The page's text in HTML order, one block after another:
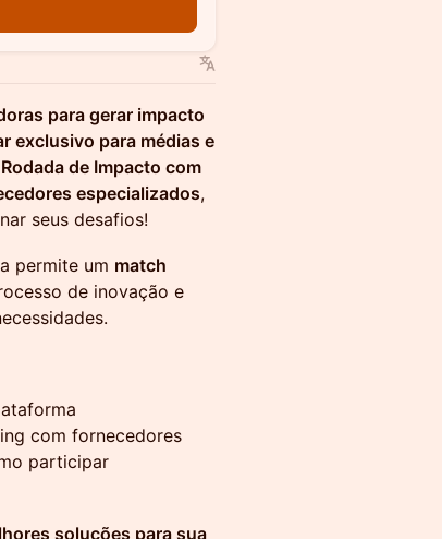
para gerar impacto
exclusivo para médias e
Rodada de Impacto com
especializados,
seus desafios!
permite um match
de inovação e
com fornecedores
participar
soluções para sua